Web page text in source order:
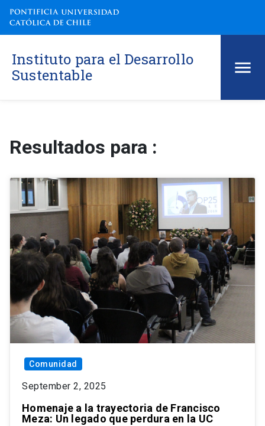
Instituto para el Desarrollo
Sustentable
Resultados para :
Comunidad
September 2, 2025
Homenaje a la trayectoria de Francisco
Meza: Un legado que perdura en la UC